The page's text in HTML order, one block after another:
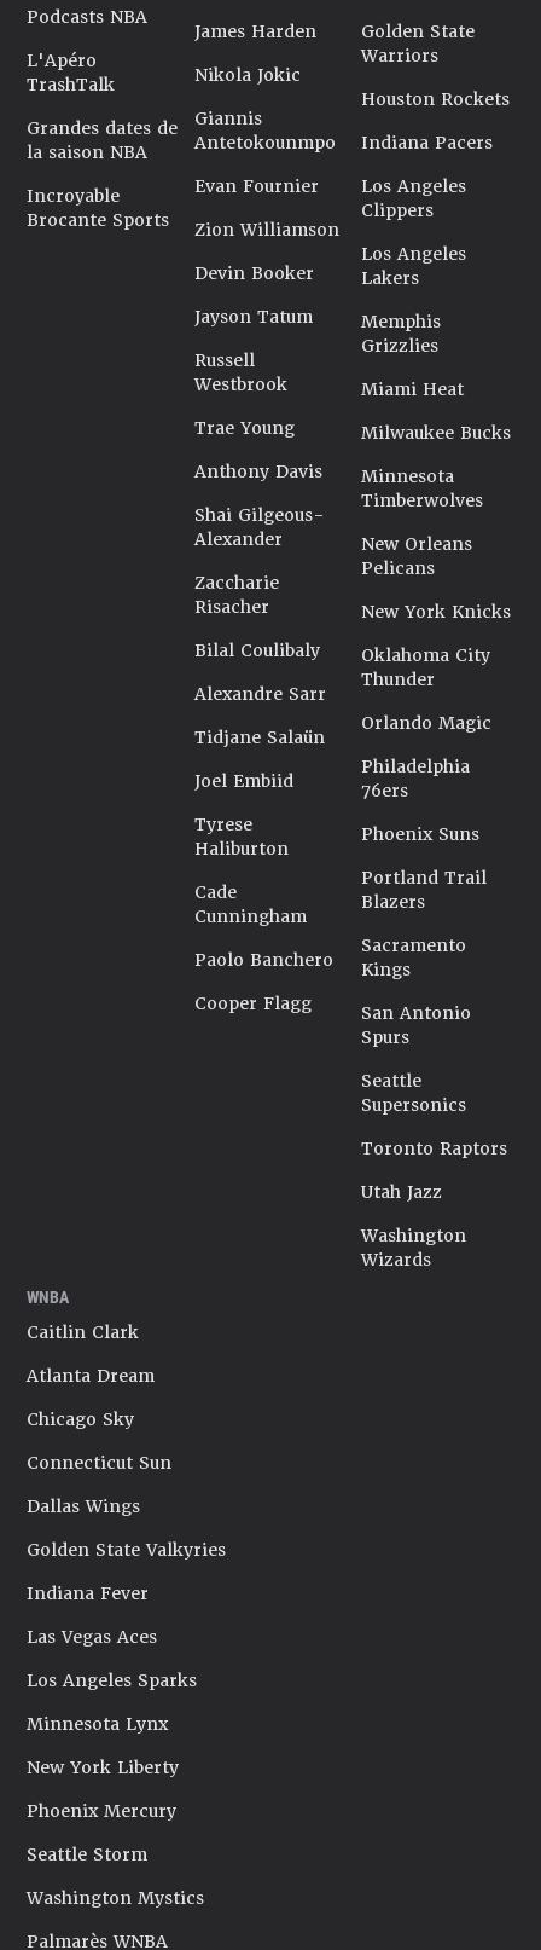
Podcasts NBA
L'Apéro
TrashTalk
Grandes dates de
la saison NBA
Incroyable
Brocante Sports
James Harden
Nikola Jokic
Giannis
Antetokounmpo
Evan Fournier
Zion Williamson
Devin Booker
Jayson Tatum
Russell
Westbrook
Trae Young
Anthony Davis
Shai Gilgeous-
Alexander
Zaccharie
Risacher
Bilal Coulibaly
Alexandre Sarr
Tidjane Salaün
Joel Embiid
Tyrese
Haliburton
Cade
Cunningham
Paolo Banchero
Cooper Flagg
Golden State
Warriors
Houston Rockets
Indiana Pacers
Los Angeles
Clippers
Los Angeles
Lakers
Memphis
Grizzlies
Miami Heat
Milwaukee Bucks
Minnesota
Timberwolves
New Orleans
Pelicans
New York Knicks
Oklahoma City
Thunder
Orlando Magic
Philadelphia
76ers
Phoenix Suns
Portland Trail
Blazers
Sacramento
Kings
San Antonio
Spurs
Seattle
Supersonics
Toronto Raptors
Utah Jazz
Washington
Wizards
WNBA
Caitlin Clark
Atlanta Dream
Chicago Sky
Connecticut Sun
Dallas Wings
Golden State Valkyries
Indiana Fever
Las Vegas Aces
Los Angeles Sparks
Minnesota Lynx
New York Liberty
Phoenix Mercury
Seattle Storm
Washington Mystics
Palmarès WNBA